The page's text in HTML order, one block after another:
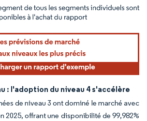
La réutilisation nécessite une attribution sous CC BY
: l'adoption du niveau 4 s'accélère
de niveau 3 ont dominé le marché avec
2025, offrant une disponibilité de 99,982%